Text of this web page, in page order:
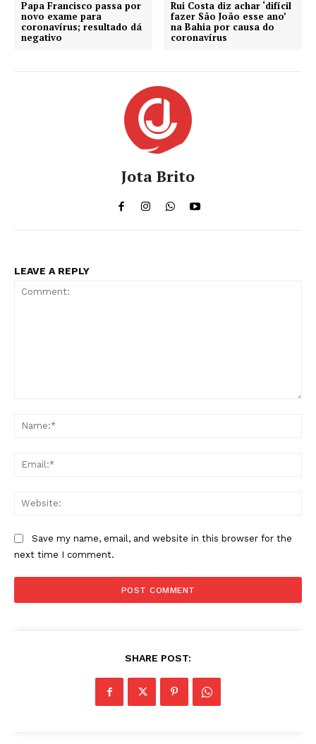
Papa Francisco passa por
novo exame para
coronavírus; resultado dá
negativo
Rui Costa diz achar ‘difícil
fazer São João esse ano’
na Bahia por causa do
coronavírus
Jota Brito
LEAVE A REPLY
Save my name, email, and website in this browser for the
next time I comment.
SHARE POST: